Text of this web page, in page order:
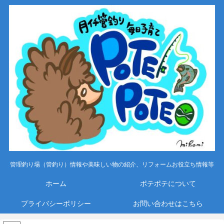
管理釣り場（管釣り）情報や美味しい物の紹介、リフォームお役立ち情報等
ホーム ポテポテについて
プライバシーポリシー お問い合わせはこちら